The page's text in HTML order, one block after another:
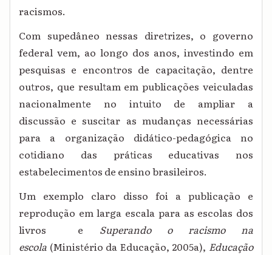
racismos.
Com supedâneo nessas diretrizes, o governo
federal vem, ao longo dos anos, investindo em
pesquisas e encontros de capacitação, dentre
outros, que resultam em publicações veiculadas
nacionalmente no intuito de ampliar a
discussão e suscitar as mudanças necessárias
para a organização didático-pedagógica no
cotidiano das práticas educativas nos
estabelecimentos de ensino brasileiros.
Um exemplo claro disso foi a publicação e
reprodução em larga escala para as escolas dos
livros e Superando o racismo na
escola (Ministério da Educação, 2005a), Educação